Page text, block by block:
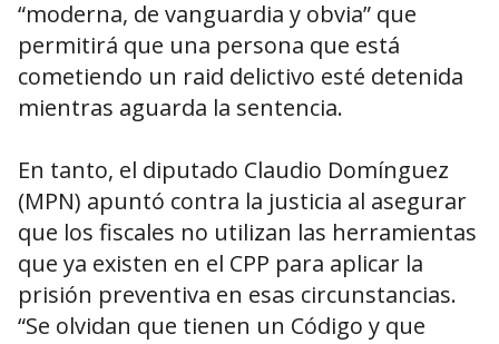
“moderna, de vanguardia y obvia” que
permitirá que una persona que está
cometiendo un raid delictivo esté detenida
mientras aguarda la sentencia.
En tanto, el diputado Claudio Domínguez
(MPN) apuntó contra la justicia al asegurar
que los fiscales no utilizan las herramientas
que ya existen en el CPP para aplicar la
prisión preventiva en esas circunstancias.
“Se olvidan que tienen un Código y que